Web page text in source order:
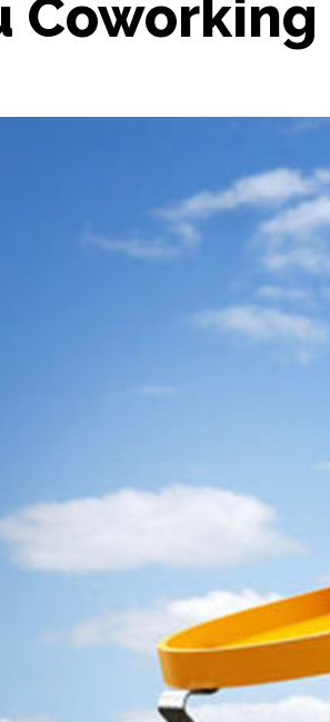
Coworking